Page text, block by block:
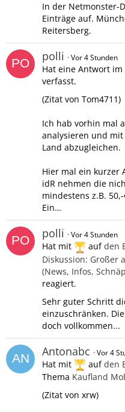
In der Netmonster-
Einträge auf.
Reitersberg.
polli Vor 4 Stunden
Hat eine Antwort im
verfasst.
(Zitat von Tom4711)
Ich hab vorhin mal
analysieren und
Land abzugleichen.
Hier mal ein kurzer
idR nehmen die
mindestens z.B. 50,-
Ein…
polli Vor 4 Stunden
Hat mit aufden
Diskussion: Großer
(News, Infos,
reagiert.
Sehr guter Schritt
einzuschränken.
doch vollkommen...
Antonabc Vor 4
Hat mit aufden
Thema Kaufland
(Zitat von xrw)